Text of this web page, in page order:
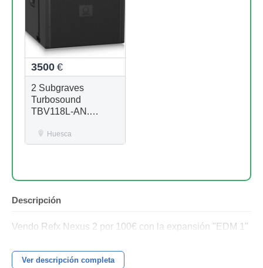
3500 €
2 Subgraves
Turbosound
TBV118L-AN.
Huesca
Descripción
Vendo Refx Nexus 2 por 100€ con la expansión "EDM 1"
Ver descripción completa